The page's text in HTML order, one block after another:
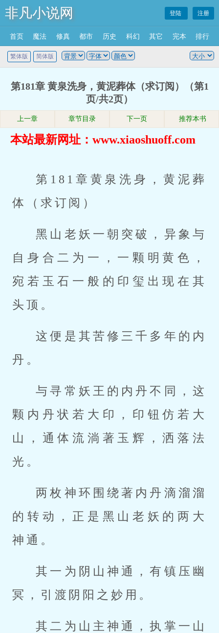
非凡小说网 登陆 注册
首页 魔法 修真 都市 历史 科幻 其它 完本 排行
繁体版 简体版
第181章 黄泉洗身，黄泥葬体（求订阅）（第1
页/共2页）
上一章 章节目录 下一页 推荐本书
本站最新网址：www.xiaoshuoff.com
第181章黄泉洗身，黄泥葬
体（求订阅）
黑山老妖一朝突破，异象与
自身合二为一，一颗明黄色，
宛若玉石一般的印玺出现在其
头顶。
这便是其苦修三千多年的内
丹。
与寻常妖王的内丹不同，这
颗内丹状若大印，印钮仿若大
山，通体流淌著玉辉，洒落法
光。
两枚神环围绕著内丹滴溜溜
的转动，正是黑山老妖的两大
神通。
其一为阴山神通，有镇压幽
冥，引渡阴阳之妙用。
其二为山主神通，执掌一山